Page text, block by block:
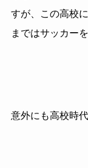
すが、この高校
まではサッカー
意外にも高校時